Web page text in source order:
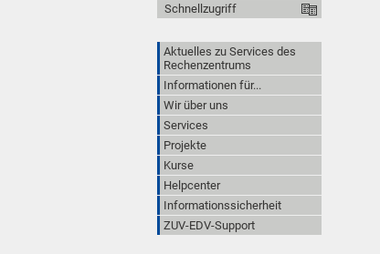
Schnellzugriff
Aktuelles zu Services des
Rechenzentrums
Informationen für...
Wir über uns
Services
Projekte
Kurse
Helpcenter
Informationssicherheit
ZUV-EDV-Support